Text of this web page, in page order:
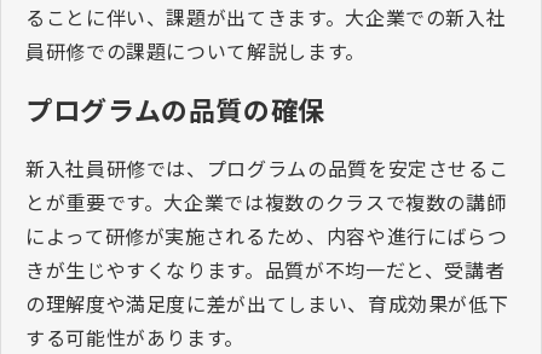
ることに伴い、課題が出てきます。大企業での新入社
員研修での課題について解説します。
プログラムの品質の確保
新入社員研修では、プログラムの品質を安定させるこ
とが重要です。大企業では複数のクラスで複数の講師
によって研修が実施されるため、内容や進行にばらつ
きが生じやすくなります。品質が不均一だと、受講者
の理解度や満足度に差が出てしまい、育成効果が低下
する可能性があります。